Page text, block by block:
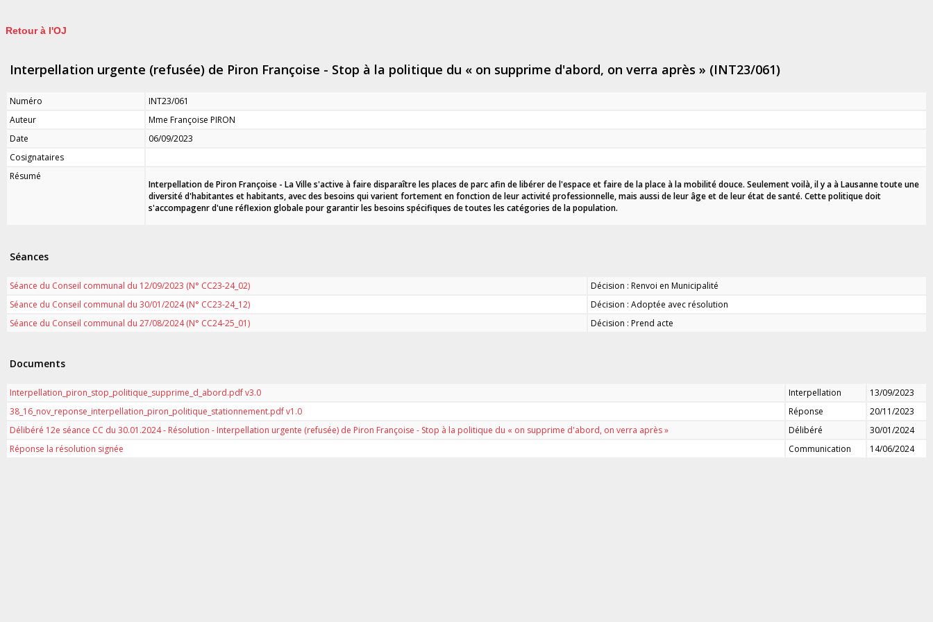
Retour à l'OJ
Interpellation urgente (refusée) de Piron Françoise - Stop à la politique du « on supprime d'abord, on verra après » (INT23/061)
Numéro
INT23/061
Auteur
Mme Françoise PIRON
Date
06/09/2023
Cosignataires
Résumé
Interpellation de Piron Françoise - La Ville s'active à faire disparaître les places de parc afin de libérer del'espace etfaire de la place à la mobilité douce. Seulement voilà, il y a à Lausanne toute une
diversité d'habitantes et habitants, avec des besoins qui varient fortement en fonction de leur activité professionnelle, mais aussi de leur âge et de leur état de santé. Cette politique doit
s'accompagenrd'une réflexion globale pour garantir les besoins spécifiques de toutes les catégories de la population.
Séances
Séance du Conseil communal du 12/09/2023 (N° CC23-24_02)
Décision : Renvoi en Municipalité
Séance du Conseil communal du 30/01/2024 (N° CC23-24_12)
Décision : Adoptée avec résolution
Séance du Conseil communal du 27/08/2024 (N° CC24-25_01)
Décision : Prend acte
Documents
Interpellation_piron_stop_politique_supprime_d_abord.pdf v3.0 Interpellation
13/09/2023
38_16_nov_reponse_interpellation_piron_politique_stationnement.pdf v1.0
Réponse
20/11/2023
Délibéré 12e séance CC du 30.01.2024 - Résolution - Interpellation urgente (refusée) de Piron Françoise - Stop à la politique du « on supprime d'abord, on verra après »
Délibéré
30/01/2024
Réponse la résolution signée
Communication 14/06/2024